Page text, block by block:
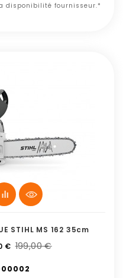
disponibilité fournisseur.*
STIHL MS 162 35cm
€ 199,00 €